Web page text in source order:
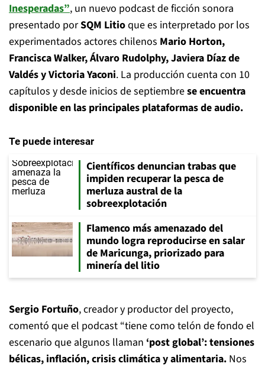
Inesperadas”, un nuevo podcast de ficción sonora
presentado porSQM Litioque es interpretado por los
experimentados actores chilenos Mario Horton,
Francisca Walker, Álvaro Rudolphy, Javiera Díaz de
Valdés y Victoria Yaconi. La producción cuenta con 10
capítulos y desde inicios de septiembrese encuentra
disponible en las principales plataformas de audio.
Te puede interesar
Científicos denuncian trabas que
impiden recuperar la pesca de
merluza austral de la
sobreexplotación
Flamenco más amenazado del
mundo logra reproducirse en salar
de Maricunga, priorizado para
minería del litio
Sergio Fortuño, creador y productor del proyecto,
comentó que el podcast “tiene como telón de fondo el
escenario que algunos llaman ‘post global’: tensiones
bélicas, inflación, crisis climática y alimentaria. Nos